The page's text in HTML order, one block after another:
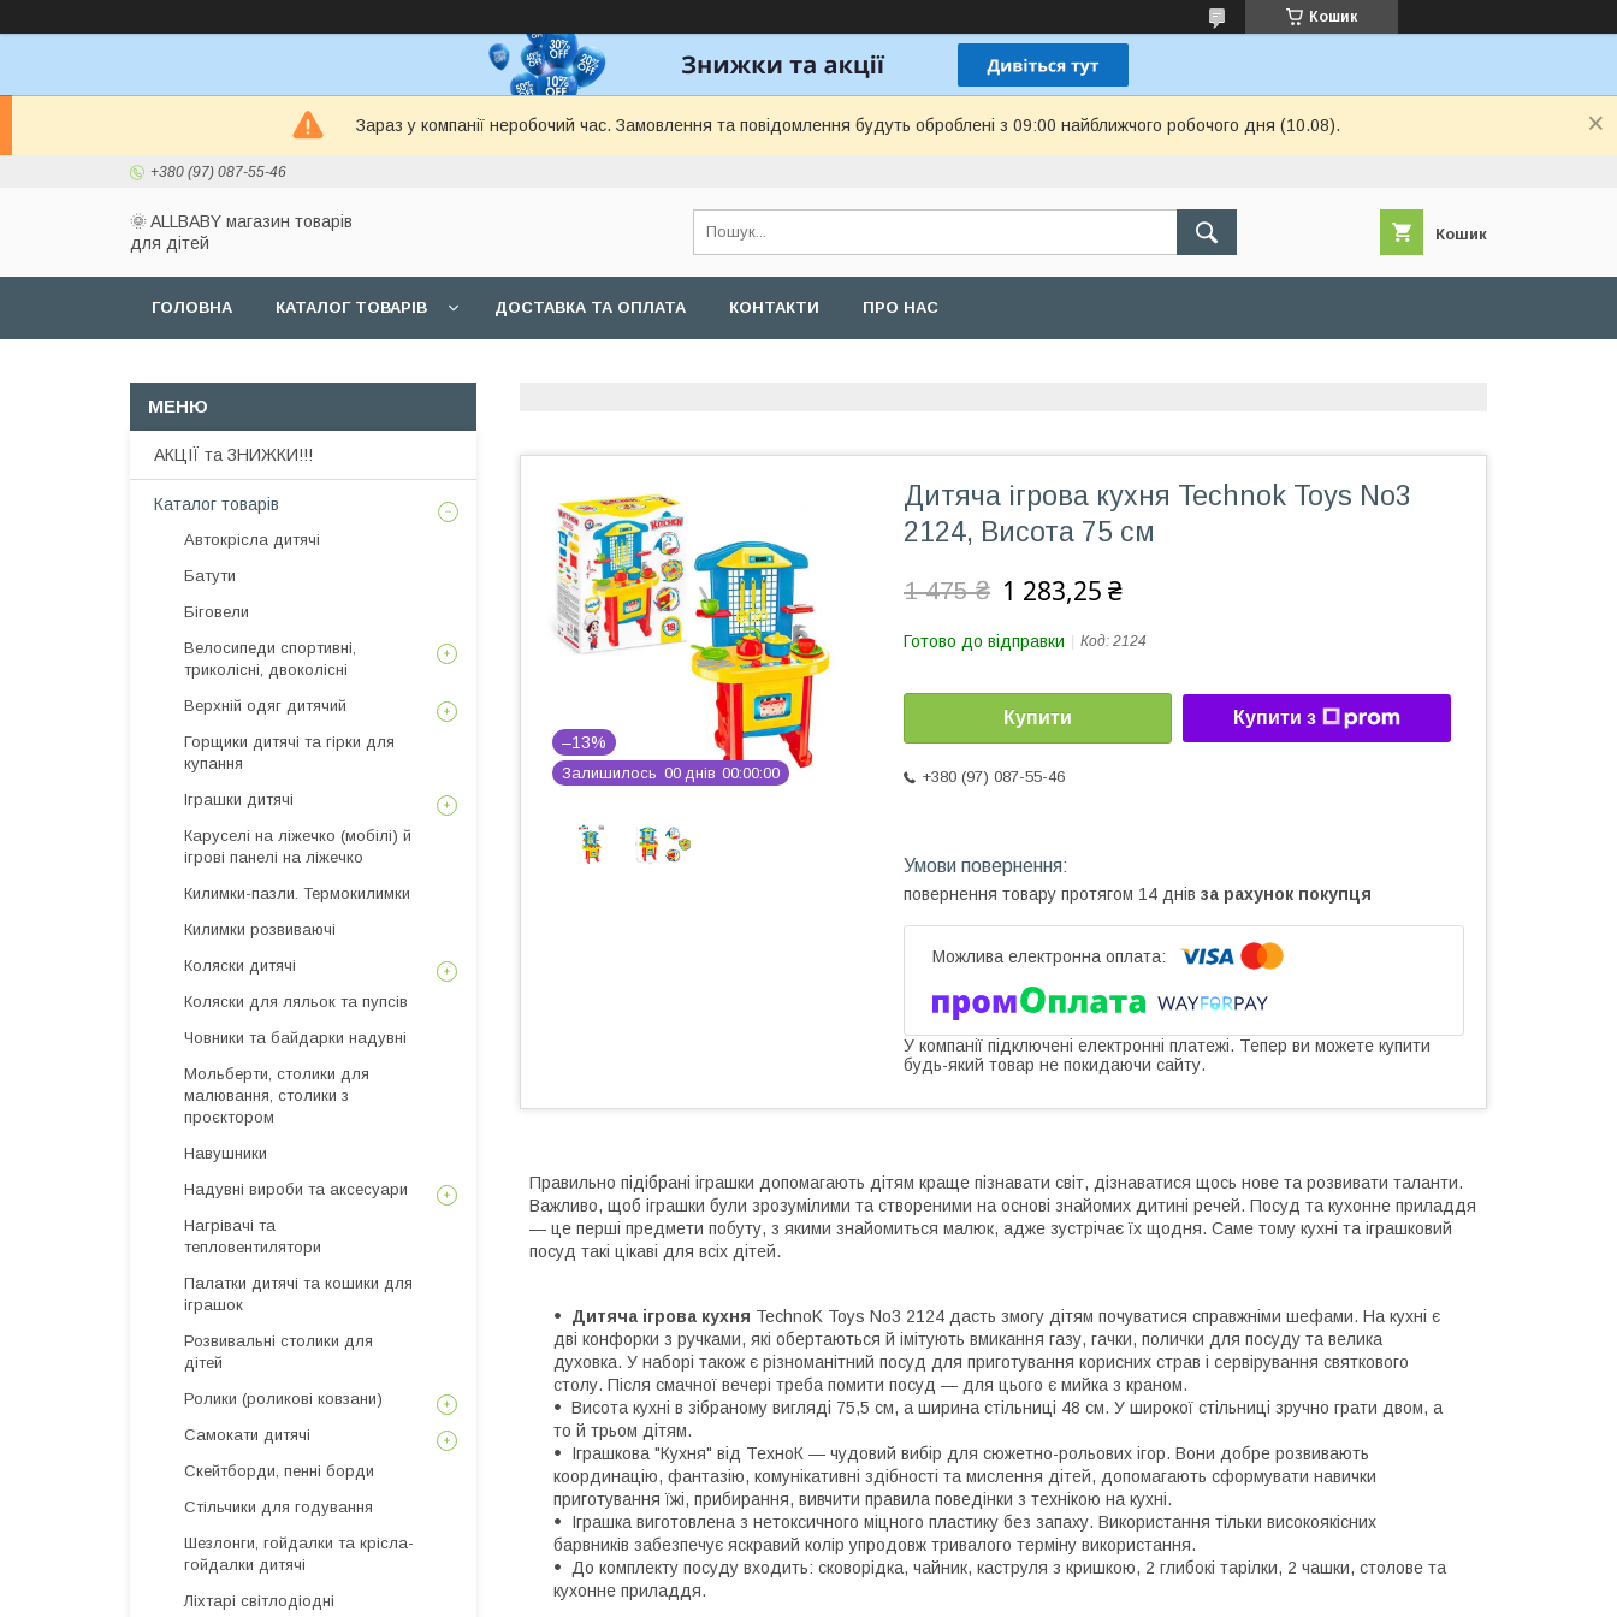
Кошик
Зараз у компанії неробочий час. Замовлення та повідомлення будуть оброблені з 09:00 найближчого робочого дня (10.08).
+380 (97) 087-55-46
🌞 ALLBABY магазин товарів
для дітей
Кошик
ГОЛОВНА КАТАЛОГ ТОВАРІВ ДОСТАВКА ТА ОПЛАТА КОНТАКТИ ПРО НАС
–13%
Залишилось 00 днів 00 00 00
Дитяча ігрова кухня Technok Toys No3
2124, Висота 75 см
1 475 ₴ 1 283,25 ₴
Готово до відправки Код: 2124
Купити Купити з
+380 (97) 087-55-46
повернення товару протягом 14 днів за рахунок покупця
У компанії підключені електронні платежі. Тепер ви можете купити
будь-який товар не покидаючи сайту.
Правильно підібрані іграшки допомагають дітям краще пізнавати світ, дізнаватися щось нове та розвивати таланти.
Важливо, щоб іграшки були зрозумілими та створеними на основі знайомих дитині речей. Посуд та кухонне приладдя
— це перші предмети побуту, з якими знайомиться малюк, адже зустрічає їх щодня. Саме тому кухні та іграшковий
посуд такі цікаві для всіх дітей.
Дитяча ігрова кухня TechnoK Toys No3 2124 дасть змогу дітям почуватися справжніми шефами. На кухні є
дві конфорки з ручками, які обертаються й імітують вмикання газу, гачки, полички для посуду та велика
духовка. У наборі також є різноманітний посуд для приготування корисних страв і сервірування святкового
столу. Після смачної вечері треба помити посуд — для цього є мийка з краном.
Висота кухні в зібраному вигляді 75,5 см, а ширина стільниці 48 см. У широкої стільниці зручно грати двом, а
то й трьом дітям.
Іграшкова "Кухня" від ТехноК — чудовий вибір для сюжетно-рольових ігор. Вони добре розвивають
координацію, фантазію, комунікативні здібності та мислення дітей, допомагають сформувати навички
приготування їжі, прибирання, вивчити правила поведінки з технікою на кухні.
Іграшка виготовлена з нетоксичного міцного пластику без запаху. Використання тільки високоякісних
барвників забезпечує яскравий колір упродовж тривалого терміну використання.
До комплекту посуду входить: сковорідка, чайник, каструля з кришкою, 2 глибокі тарілки, 2 чашки, столове та
кухонне приладдя.
АКЦІЇ та ЗНИЖКИ!!!
Каталог товарів
Автокрісла дитячі
Батути
Біговели
Велосипеди спортивні,
триколісні, двоколісні
Верхній одяг дитячий
Горщики дитячі та гірки для
купання
Іграшки дитячі
Каруселі на ліжечко (мобілі) й
ігрові панелі на ліжечко
Килимки-пазли. Термокилимки
Килимки розвиваючі
Коляски дитячі
Коляски для ляльок та пупсів
Човники та байдарки надувні
Мольберти, столики для
малювання, столики з
проєктором
Навушники
Надувні вироби та аксесуари
Нагрівачі та
тепловентилятори
Палатки дитячі та кошики для
іграшок
Розвивальні столики для
дітей
Ролики (роликові ковзани)
Самокати дитячі
Скейтборди, пенні борди
Стільчики для годування
Шезлонги, гойдалки та крісла-
гойдалки дитячі
Ліхтарі світлодіодні